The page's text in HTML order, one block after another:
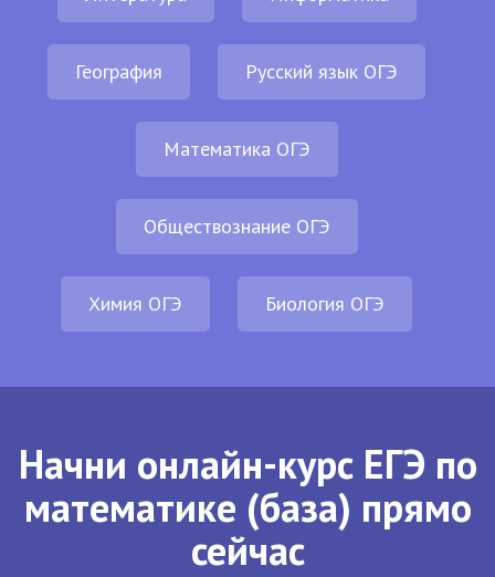
География Русский язык ОГЭ
Математика ОГЭ
Обществознание ОГЭ
Химия ОГЭ Биология ОГЭ
Начни онлайн-курс ЕГЭ по
математике (база) прямо
сейчас